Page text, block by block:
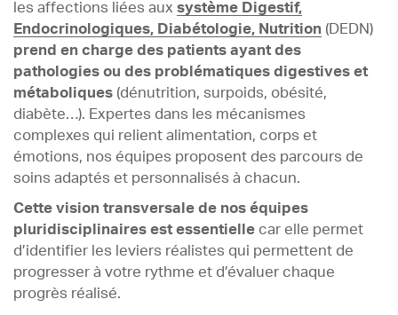
les affections liées aux système Digestif,
Endocrinologiques, Diabétologie, Nutrition (DEDN)
prend en charge des patients ayant des
pathologies ou des problématiques digestives et
métaboliques (dénutrition, surpoids, obésité,
diabète…). Expertes dans les mécanismes
complexes qui relient alimentation, corps et
émotions, nos équipes proposent des parcours de
soins adaptés et personnalisés à chacun.
Cette vision transversale de nos équipes
pluridisciplinaires est essentielle car elle permet
d’identifier les leviers réalistes qui permettent de
progresser à votre rythme et d’évaluer chaque
progrès réalisé.